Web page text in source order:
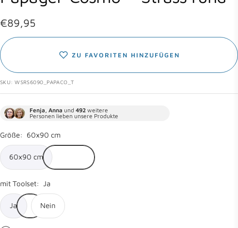
Angebotspreis
€89,95
ZU FAVORITEN HINZUFÜGEN
SKU:WSRS6090_PAPACO_T
Fenja, Anna und 492weitere
Personen lieben unsere Produkte
Größe: 60x90 cm
60x90 cm
mit Toolset: Ja
Ja Nein